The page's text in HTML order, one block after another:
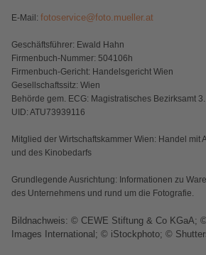
Anleitungen & Hilfe
Inspiration
Neuheiten
Extras
im Wunschformat
Neuheiten
Extras
Digitale Grußkarte
CEWE myPhotos
Neuheiten
E-Mail: fotoservice@foto.mueller.at
Geschäftsführer: Ewald Hahn
Firmenbuch-Nummer: 504106h
Firmenbuch-Gericht: Handelsgericht Wien
Gesellschaftssitz: Wien
Behörde gem. ECG: Magistratisches Bezirksamt
U ID: ATU73939116
M itglied der Wirtschaftskammer Wien: Handel mit
und des Kinobedarfs
Grundlegende Ausrichtung: Informationen zu
des Unternehmens und rund um die Fotografie.
Bildnachweis: © CEWE Stiftung & Co KGaA;
Images International; © iStockphoto; ©